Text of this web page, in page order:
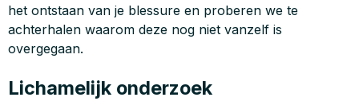
het ontstaan van je blessure en proberen we te
achterhalen waarom deze nog niet vanzelf is
overgegaan.
Lichamelijk onderzoek